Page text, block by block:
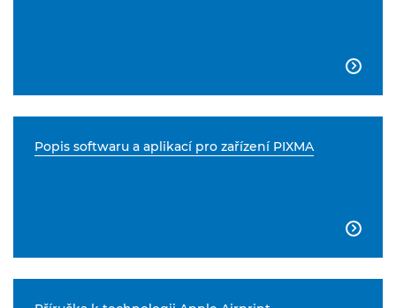

Popis softwaru a aplikací pro zařízení PIXMA
